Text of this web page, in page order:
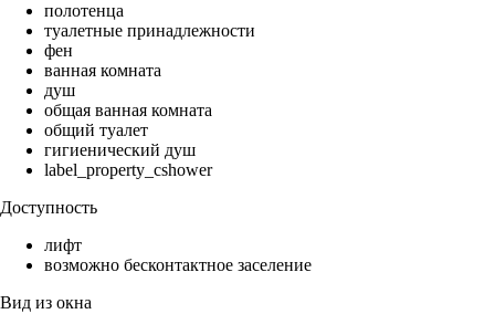
полотенца
туалетные принадлежности
фен
ванная комната
душ
общая ванная комната
общий туалет
гигиенический душ
label_property_cshower
Доступность
лифт
возможно бесконтактное заселение
Вид из окна